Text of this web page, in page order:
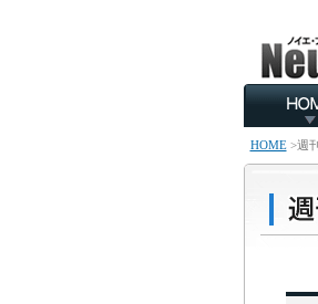
HOME>週